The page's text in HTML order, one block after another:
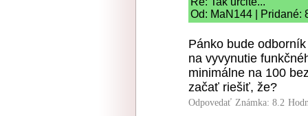
Od: MaN144 | Pridané:
Pánko bude
na vyvynutie
minimálne na 100
začať riešiť, že?
Odpovedať Známka: 8.2